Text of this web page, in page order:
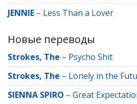
JENNIE – Less Than a Lover
Новые переводы
Strokes, The – Psycho Shit
Strokes, The – Lonely in the
SIENNA SPIRO – Great